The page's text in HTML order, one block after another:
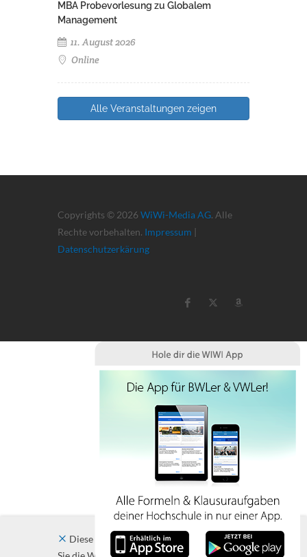
MBA Probevorlesung zu Globalem
Management
11. August 2026
Online
Alle Veranstaltungen zeigen
Copyrights © 2026 WiWi-Media AG. Alle
Rechte vorbehalten. Impressum
Datenschutzerkärung
Diese Website verwendet Cookies. Indem